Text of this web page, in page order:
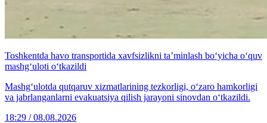
Toshkentda havo transportida xavfsizlikni ta’minlash bo‘yicha o‘quv
mashg‘uloti o‘tkazildi
Mashg‘ulotda qutqaruv xizmatlarining tezkorligi, o‘zaro hamkorligi
va jabrlanganlarni evakuatsiya qilish jarayoni sinovdan o‘tkazildi.
18:29 / 08.08.2026